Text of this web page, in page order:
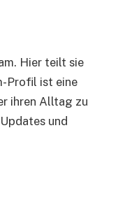
Hier teilt sie
Profil ist eine
ihren Alltag zu
und